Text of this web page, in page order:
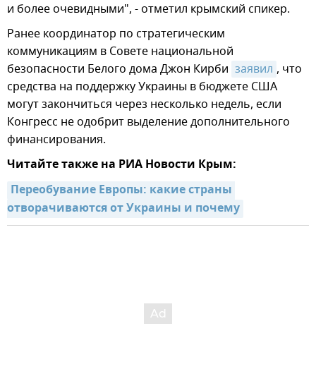
и более очевидными", - отметил крымский спикер.
Ранее координатор по стратегическим
коммуникациям в Совете национальной
безопасности Белого дома Джон Кирби заявил , что
средства на поддержку Украины в бюджете США
могут закончиться через несколько недель, если
Конгресс не одобрит выделение дополнительного
финансирования.
Читайте также на РИА Новости Крым:
Переобувание Европы: какие страны
отворачиваются от Украины и почему